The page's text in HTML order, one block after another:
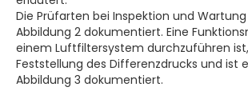
Die Prüfarten bei Inspektion und Wartung
Abbildung 2 dokumentiert. Eine
einem Luftfiltersystem durchzuführen
Feststellung des Differenzdrucks und ist
Abbildung 3 dokumentiert.